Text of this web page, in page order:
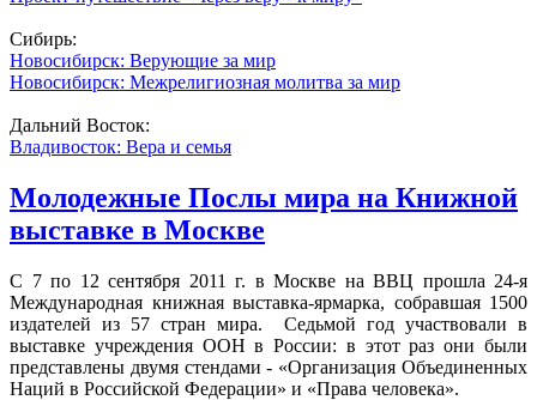
Сибирь:
Новосибирск: Верующие за мир
Новосибирск: Межрелигиозная молитва за мир
Дальний Восток:
Владивосток: Вера и семья
Молодежные Послы мира на Книжной
выставке в Москве
С 7 по 12 сентября 2011 г. в Москве на ВВЦ прошла 24-я
Международная книжная выставка-ярмарка, собравшая 1500
издателей из 57 стран мира. Седьмой год участвовали в
выставке учреждения ООН в России: в этот раз они были
представлены двумя стендами - «Организация Объединенных
Наций в Российской Федерации» и «Права человека».